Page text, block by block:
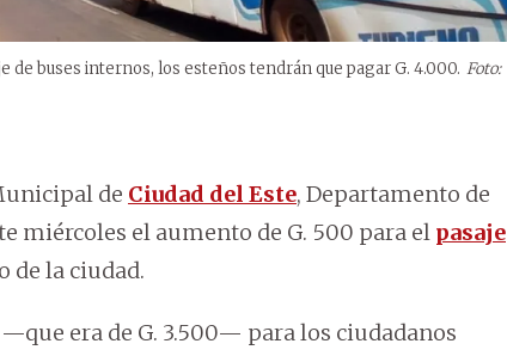
de buses internos, los esteños tendrán que pagar G. 4.000. Foto:
de Ciudad del Este, Departamento de
miércoles el aumento de G. 500 para el pasaje
de la ciudad.
era de G. 3.500— para los ciudadanos